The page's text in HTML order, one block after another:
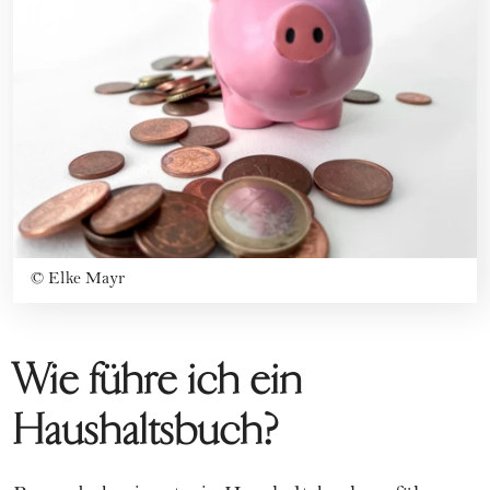
© Elke Mayr
Wie führe ich ein
Haushaltsbuch?